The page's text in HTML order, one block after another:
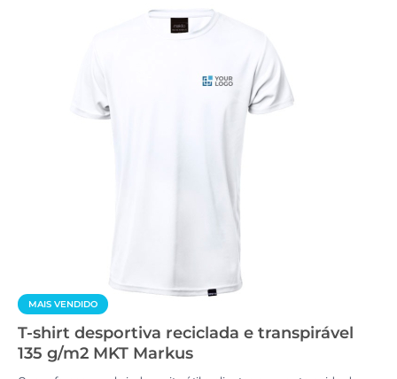
MAIS VENDIDO
T-shirt desportiva reciclada e transpirável
135 g/m2 MKT Markus